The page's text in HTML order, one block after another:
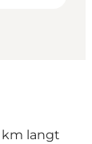
km langt